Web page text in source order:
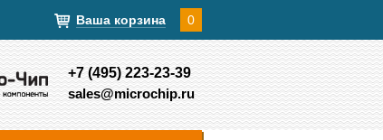
Ваша корзина 0
+7 (495) 223-23-39
sales@microchip.ru